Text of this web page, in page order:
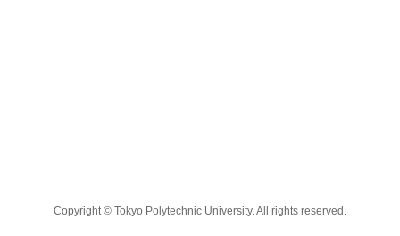
Copyright © Tokyo Polytechnic University. All rights reserved.